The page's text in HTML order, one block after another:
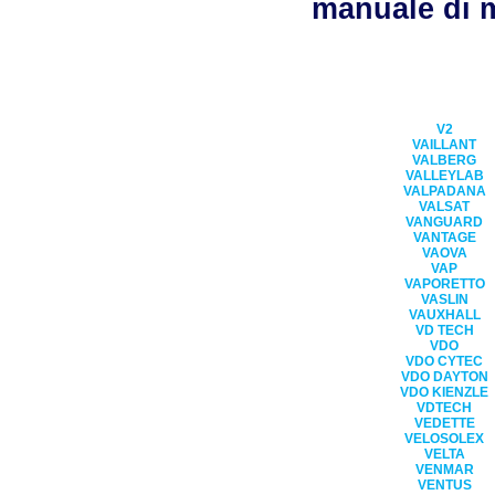
manuale di
V2
VAILLANT
VALBERG
VALLEYLAB
VALPADANA
VALSAT
VANGUARD
VANTAGE
VAOVA
VAP
VAPORETTO
VASLIN
VAUXHALL
VD TECH
VDO
VDO CYTEC
VDO DAYTON
VDO KIENZLE
VDTECH
VEDETTE
VELOSOLEX
VELTA
VENMAR
VENTUS